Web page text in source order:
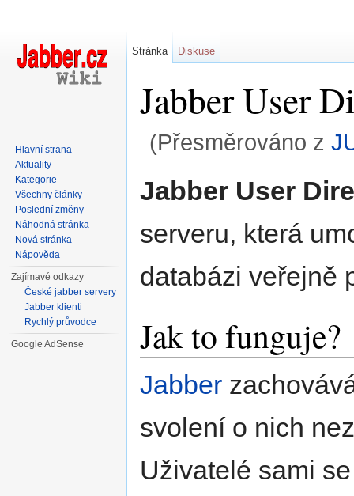
Jabber User
(Přesměrováno z
Jabber User
serveru, která
databázi veřejně
Jak to funguje?
Jabber
svolení o nich
Uživatelé sami
Stránka Diskuse
Hlavní strana
Aktuality
Kategorie
Všechny články
Poslední změny
Náhodná stránka
Nová stránka
Nápověda
Zajímavé odkazy
České jabber servery
Jabber klienti
Rychlý průvodce
Google AdSense